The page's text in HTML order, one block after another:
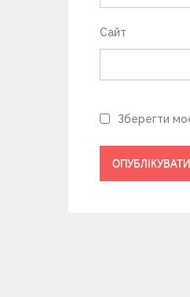
Сайт
Зберегти